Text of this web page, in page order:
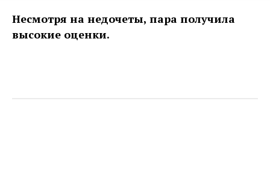
Несмотря на недочеты, пара получила
высокие оценки.